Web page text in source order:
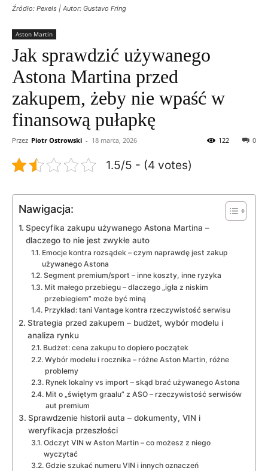
Źródło: Pexels | Autor: Gustavo Fring
Aston Martin
Jak sprawdzić używanego
Astona Martina przed
zakupem, żeby nie wpaść w
finansową pułapkę
Przez Piotr Ostrowski - 18 marca, 2026 0
122
1.5/5 - (4 votes)
Nawigacja:
Specyfika zakupu używanego Astona Martina –
dlaczego to nie jest zwykłe auto
Emocje kontra rozsądek – czym naprawdę jest zakup
używanego Astona
Segment premium/sport – inne koszty, inne ryzyka
Mit małego przebiegu – dlaczego „igła z niskim
przebiegiem” może być miną
Przykład: tani Vantage kontra rzeczywistość serwisu
Strategia przed zakupem – budżet, wybór modelu i
analiza rynku
Budżet: cena zakupu to dopiero początek
Wybór modelu i rocznika – różne Aston Martin, różne
problemy
Rynek lokalny vs import – skąd brać używanego Astona
Mit o „świętym graalu” z ASO – rzeczywistość serwisów
aut premium
Sprawdzenie historii auta – dokumenty, VIN i
weryfikacja przeszłości
Odczyt VIN w Aston Martin – co możesz z niego
wyczytać
Gdzie szukać numeru VIN i innych oznaczeń